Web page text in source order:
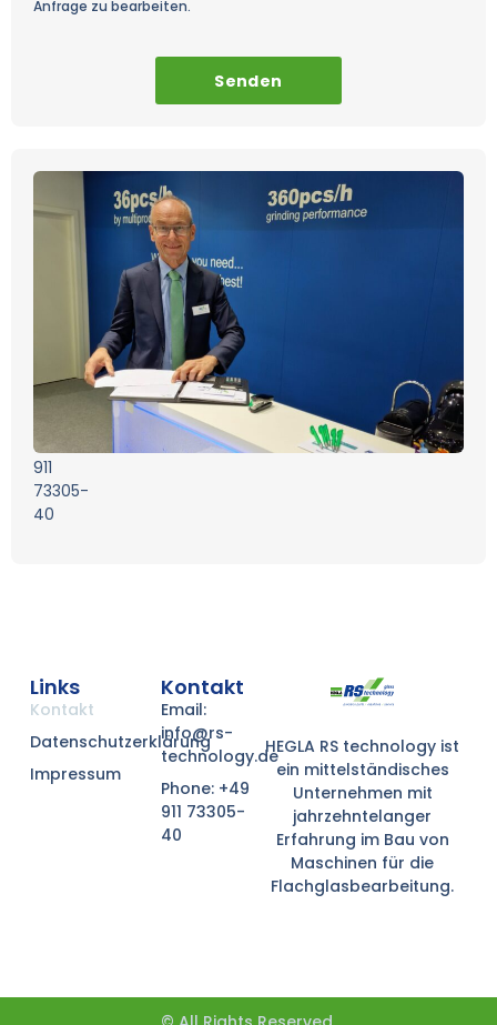
Anfrage zu bearbeiten.
Senden
Ihr
Ansprechpartner
Friedrich
Stimpfig
Geschäftsführer
info@rs-
technology.de
+49
911
73305-
40
HEGLA RS technology ist
ein mittelständisches
Unternehmen mit
jahrzehntelanger
Erfahrung im Bau von
Maschinen für die
Flachglasbearbeitung.
Links
Kontakt
Datenschutzerklärung
Impressum
Kontakt
Email:
info@rs-
technology.de
Phone: +49
911 73305-
40